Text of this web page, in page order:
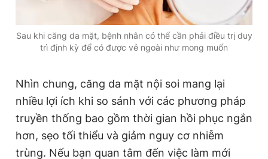
Sau khi căng da mặt, bệnh nhân có thể cần phải điều trị duy
trì định kỳ để có được vẻ ngoài như mong muốn
Nhìn chung, căng da mặt nội soi mang lại
nhiều lợi ích khi so sánh với các phương pháp
truyền thống bao gồm thời gian hồi phục ngắn
hơn, sẹo tối thiểu và giảm nguy cơ nhiễm
trùng. Nếu bạn quan tâm đến việc làm mới